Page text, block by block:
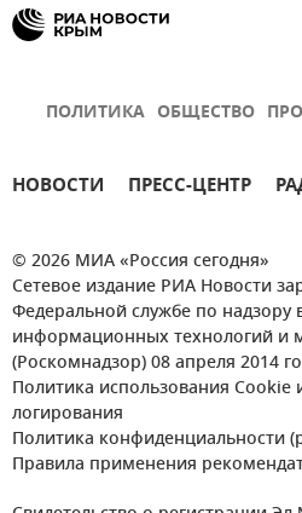
ПОЛИТИКА ОБЩЕСТВО
НОВОСТИ ПРЕСС-ЦЕНТР
© 2026 МИА «Россия сегодня»
Сетевое издание РИА Новости
Федеральной службе по надзору
информационных технологий и
(Роскомнадзор) 08 апреля 2014
Политика использования Cookie
логирования
Политика конфиденциальности
Правила применения